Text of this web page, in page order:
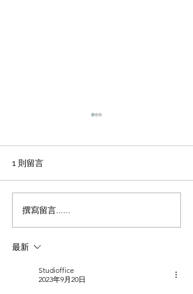
office裝修輕磚的主要功能
1、重量輕：絕對乾容重500-
土的1/4，粘土磚的1/3，空心
磚的1/2。它類似於木頭，可
的綜合成本。 2、耐火性：耐
材料。...
1 則留言
撰寫留言......
最新
Studioffice
2023年9月20日